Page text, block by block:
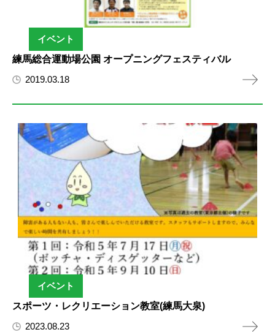
イベント
練馬総合運動場公園 オープニングフェスティバル
2019.03.18
イベント
スポーツ・レクリエーション教室(練馬大泉)
2023.08.23